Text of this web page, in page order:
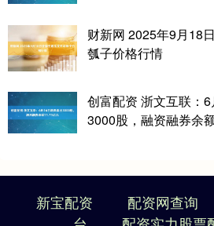
财新网 2025年9月18
瓠子价格行情
创富配资 浙文互联：
3000股，融资融券余
新宝配资 配资网查询